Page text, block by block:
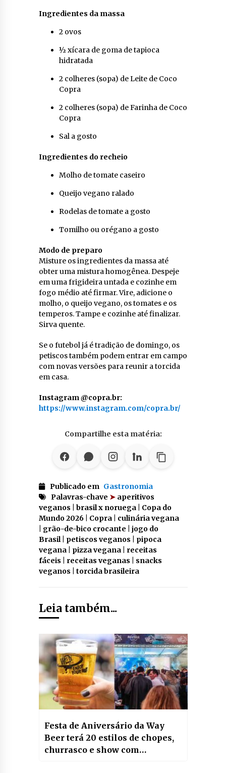
Ingredientes da massa
2 ovos
½ xícara de goma de tapioca
hidratada
2 colheres (sopa) de Leite de Coco
Copra
2 colheres (sopa) de Farinha de Coco
Copra
Sal a gosto
Ingredientes do recheio
Molho de tomate caseiro
Queijo vegano ralado
Rodelas de tomate a gosto
Tomilho ou orégano a gosto
Modo de preparo
Misture os ingredientes da massa até
obter uma mistura homogênea. Despeje
em uma frigideira untada e cozinhe em
fogo médio até firmar. Vire, adicione o
molho, o queijo vegano, os tomates e os
temperos. Tampe e cozinhe até finalizar.
Sirva quente.
Se o futebol já é tradição de domingo, os
petiscos também podem entrar em campo
com novas versões para reunir a torcida
em casa.
Instagram @copra.br:
https://www.instagram.com/copra.br/
Compartilhe esta matéria:
Publicado em Gastronomia
Palavras-chave ➤aperitivos
veganos | brasil x noruega | Copa do
Mundo 2026 | Copra | culinária vegana
| grão-de-bico crocante | jogo do
Brasil | petiscos veganos | pipoca
vegana | pizza vegana | receitas
fáceis | receitas veganas | snacks
veganos | torcida brasileira
Leia também...
Festa de Aniversário da Way
Beer terá 20 estilos de chopes,
churrasco e show com